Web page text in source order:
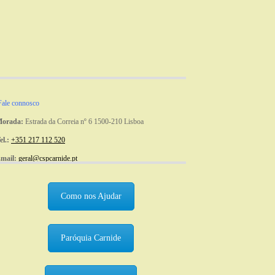
connosco
Estrada da Correia nº 6 1500-210 Lisboa
+351 217 112 520
geral@cspcarnide.pt
Como nos Ajudar
Paróquia Carnide